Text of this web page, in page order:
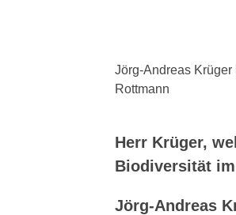
Jörg-Andreas
Rottmann
Herr Krüger,
Biodiversität
Jörg-Andreas